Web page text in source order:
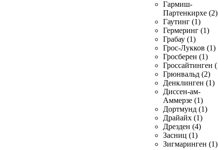
Гармиш-
Партенкирхе (2)
Гаутинг (1)
Гермеринг (1)
Грабау (1)
Грос-Лукков (1)
Гросберен (1)
Гроссайтинген
Грюнвальд (2)
Денклинген (1)
Диссен-ам-
Аммерзе (1)
Дортмунд (1)
Драйайх (1)
Дрезден (4)
Засниц (1)
Зигмаринген (1)